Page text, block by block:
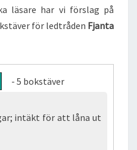
läsare har vi förslag på
för ledtråden Fjanta
- 5 bokstäver
intäkt för att låna ut